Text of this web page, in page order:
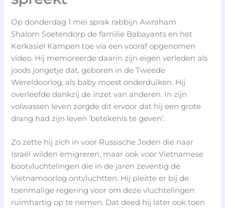
Op donderdag 1 mei sprak rabbijn Awraham
Shalom Soetendorp de familie Babayants en het
Kerkasiel Kampen toe via een vooraf opgenomen
video. Hij memoreerde daarin zijn eigen verleden als
joods jongetje dat, geboren in de Tweede
Wereldoorlog, als baby moest onderduiken. Hij
overleefde dankzij de inzet van anderen. In zijn
volwassen leven zorgde dit ervoor dat hij een grote
drang had zijn leven ‘betekenis te geven’.
Zo zette hij zich in voor Russische Joden die naar
Israël wilden emigreren, maar ook voor Vietnamese
bootvluchtelingen die in de jaren zeventig de
Vietnamoorlog ontvluchtten. Hij pleitte er bij de
toenmalige regering voor om deze vluchtelingen
ruimhartig op te nemen. Dat deed hij later ook toen